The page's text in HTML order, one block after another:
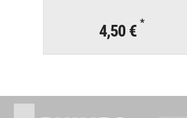
4,50 € *